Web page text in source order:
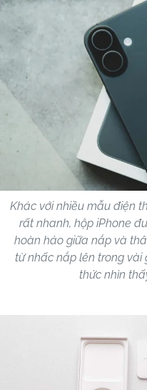
Khác với nhiều mẫu điện
rất nhanh, hộp iPhone
hoàn hảo giữa nắp và
từ nhấc nắp lên trong vài
thức nhìn